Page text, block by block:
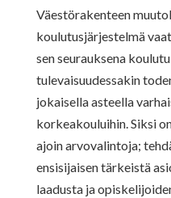
Väestörakenteen
koulutusjärjestelmä
sen seurauksena
tulevaisuudessakin
jokaisella asteella
korkeakouluihin. Siksi
ajoin arvovalintoja;
ensisijaisen tärkeistä
laadusta ja